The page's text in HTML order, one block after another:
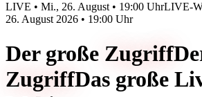
LIVE • Mi., 26. August • 19:00 UhrLIVE-
26. August 2026 • 19:00 Uhr
Der große Zugriff
ZugriffDas große